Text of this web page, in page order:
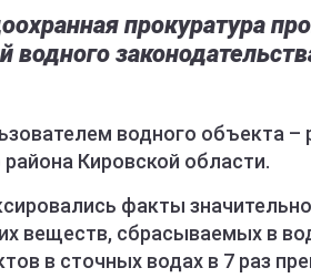
прокуратура
водного
водного объекта –
Кировской области.
факты
веществ, сбрасываемых в
в сточных водах в 7 раз